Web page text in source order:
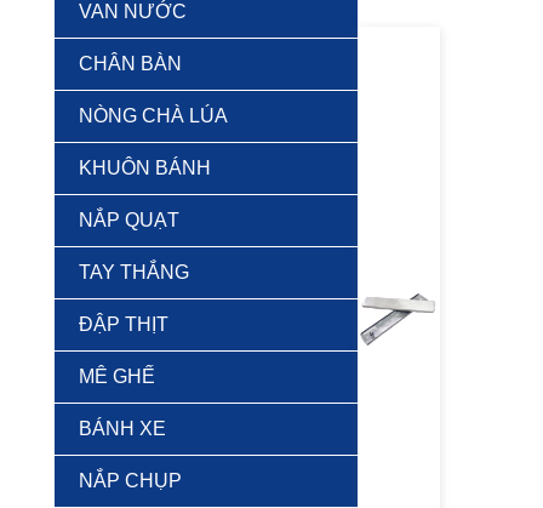
VAN NƯỚC
CHÂN BÀN
NÒNG CHÀ LÚA
KHUÔN BÁNH
NẮP QUẠT
TAY THẮNG
ĐẬP THỊT
MÊ GHẾ
BÁNH XE
NẮP CHỤP